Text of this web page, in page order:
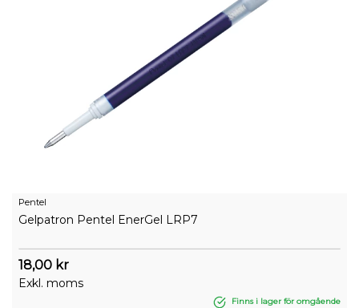
Pentel
Gelpatron Pentel EnerGel LRP7
18,00 kr
Exkl. moms
Finns i lager för omgående